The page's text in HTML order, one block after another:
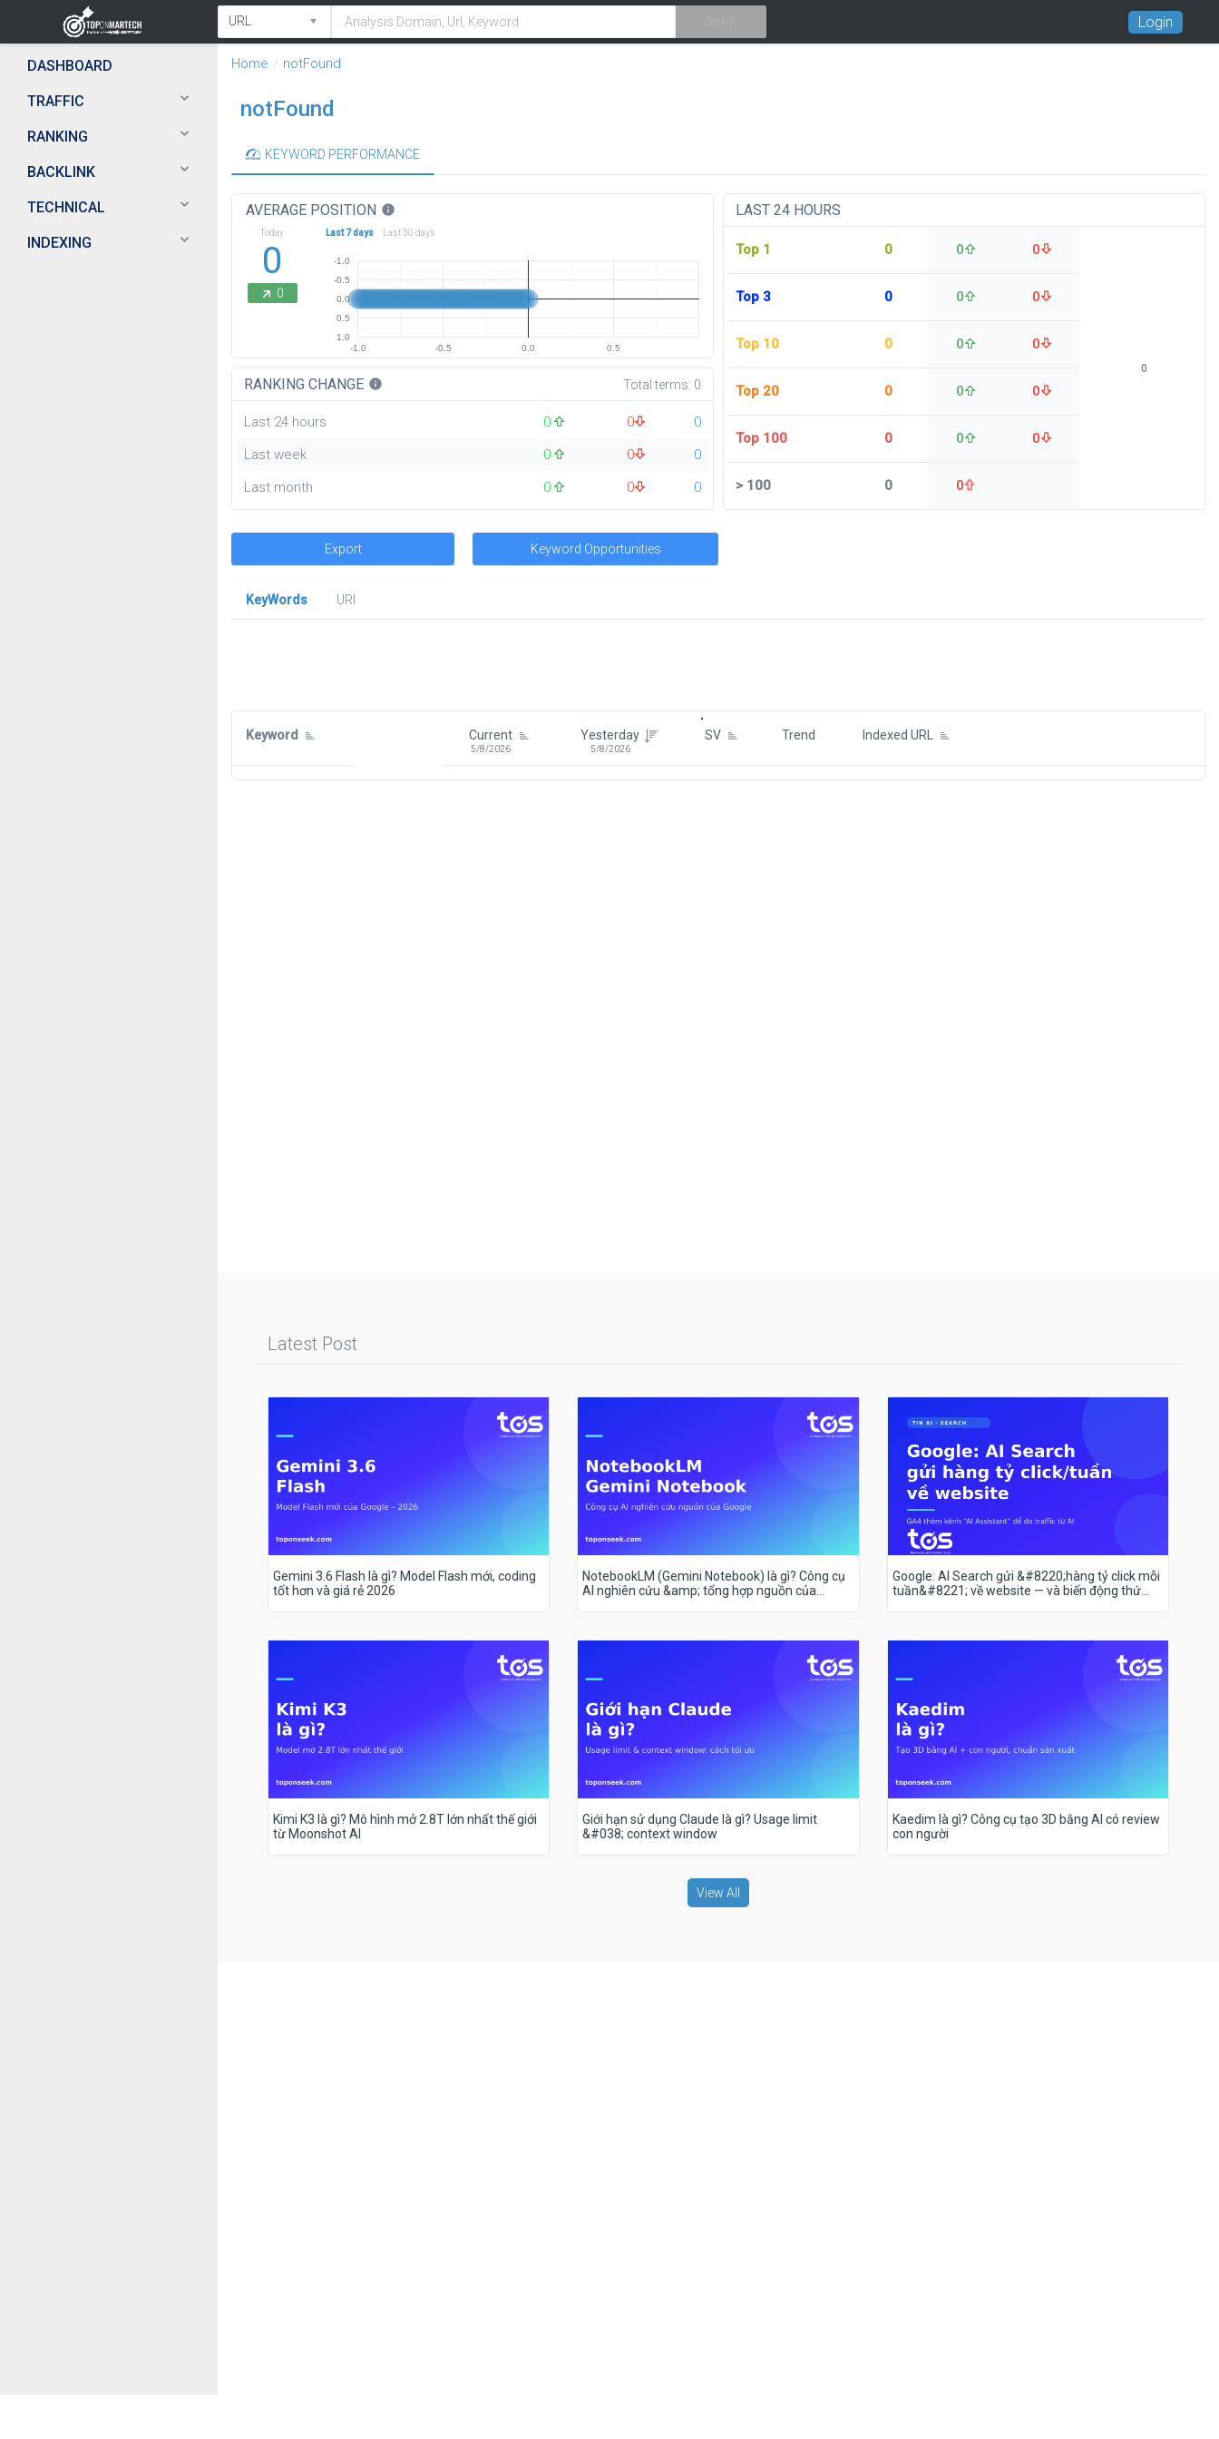
Login
DASHBOARD
TRAFFIC
RANKING
BACKLINK
TECHNICAL
INDEXING
Home notFound
notFound
KEYWORD PERFORMANCE
AVERAGE POSITION info
Today
0
0
Last 7 days Last 30 days
-1.0 -0.5 0.0 0.5
-1.0
-0.5
0.0
0.5
1.0
RANKING CHANGE info Total terms: 0
Last 24 hours 0 0
0
Last week
0 0
0
Last month
0 0 0
LAST 24 HOURS
Top 1 0 0 0
Top 3 0 0 0
Top 10 0 0 0
Top 20 0 0 0
Top 100 0 0 0
>100 0 0
0
Export Keyword Opportunities
KeyWords
URl
Keyword Current
5/8/2026
Yesterday
5/8/2026
SV Trend Indexed URL
Latest Post
Gemini 3.6 Flash là gì? Model Flash mới, coding
tốt hơn và giá rẻ 2026
NotebookLM (Gemini Notebook) là gì? Công cụ
AI nghiên cứu &amp; tổng hợp nguồn của
Google: AI Search gửi &#8220;hàng tỷ click mỗi
tuần&#8221; về website — và biến động thứ
Kimi K3 là gì? Mô hình mở 2.8T lớn nhất thế giới
từ Moonshot AI
Giới hạn sử dụng Claude là gì? Usage limit
&#038; context window
Kaedim là gì? Công cụ tạo 3D bằng AI có review
con người
View All